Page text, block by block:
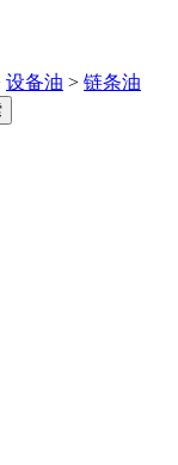
设备油 > 链条油